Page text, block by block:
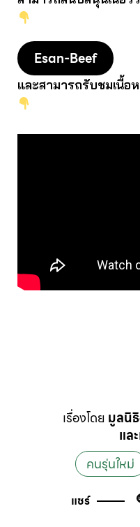
Esan-Beef
และสามารถรับชมเนื้อ
เรื่องโดย มูลนิ
แล
คนรุ่นใหม่
แชร์